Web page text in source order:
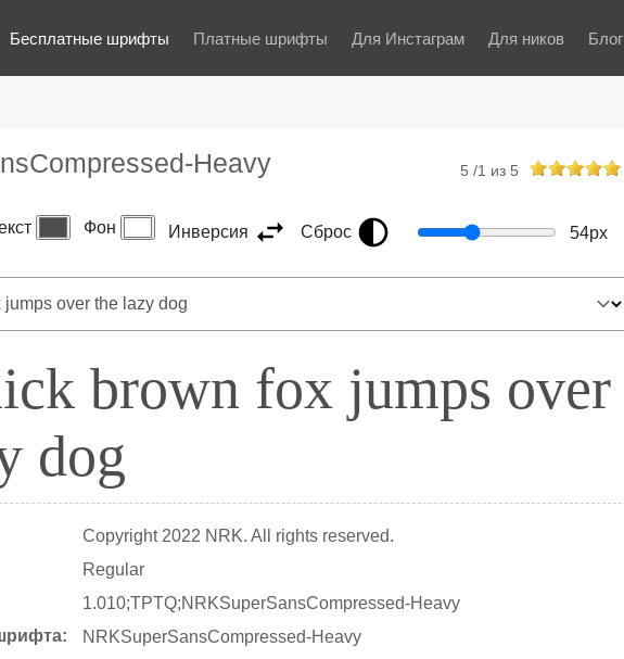
Бесплатные шрифты Платные шрифты Для Инстаграм Для ников Блог
Heavy 5 /1 из 5
Фон Инверсия Сброс 54px
brown fox jumps over
dog
Copyright 2022 NRK. All rights reserved.
Regular
1.010;TPTQ;NRKSuperSansCompressed-Heavy
NRKSuperSansCompressed-Heavy